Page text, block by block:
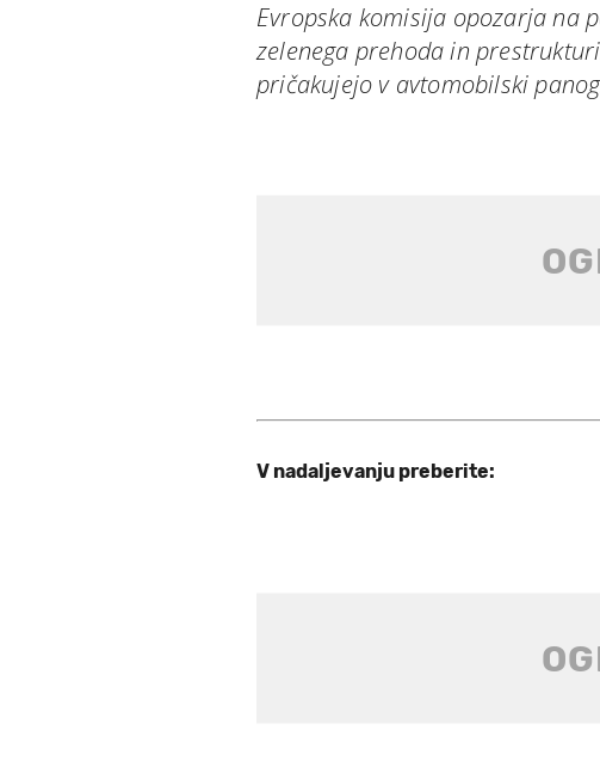
Evropska komisija opozarja na
zelenega prehoda in
pričakujejo v avtomobilski
V nadaljevanju preberite: